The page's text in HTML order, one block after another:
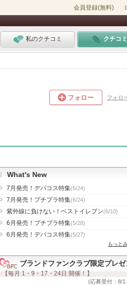
会員登録(無料)
私のクチコミ クチコ
フォロー フォロ
What's New
7月発売！デパコス特集(6/24)
7月発売！プチプラ特集(6/24)
紫外線に負けない！ベストイレブン(6/10)
6月発売！プチプラ特集(5/28)
6月発売！デパコス特集(5/27)
もっと
ブランドファンクラブ限定プレゼ
【毎月 1・9・17・24日 開催！】
(応募受付：8/1